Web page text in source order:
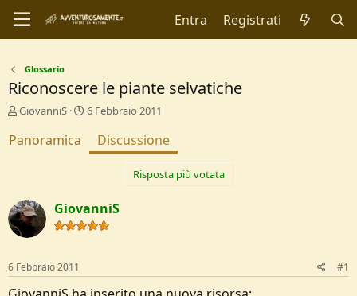
Entra Registrati
Glossario
Riconoscere le piante selvatiche
C
e
e
D
i
c
u
GiovanniS
D
a
n
i
6 Febbraio 2011
Panoramica Discussione
Risposta più votata
GiovanniS
6 Febbraio 2011 #1